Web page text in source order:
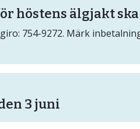
älg
information till alla
från Gällivare
höstens älgjakt
754-9272. Märk
3 juni